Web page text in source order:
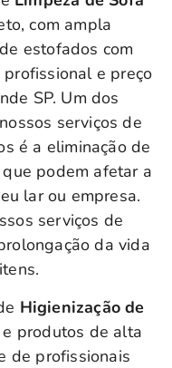
com ampla
estofados com
e preço
SP. Um dos
serviços de
é a eliminação de
podem afetar a
lar ou empresa.
serviços de
da vida
Higienização de
e produtos de alta
de profissionais